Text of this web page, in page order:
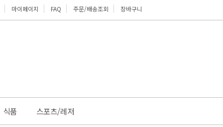
마이페이지 FAQ 주문/배송조회 장바구니
식품 스포츠/레저